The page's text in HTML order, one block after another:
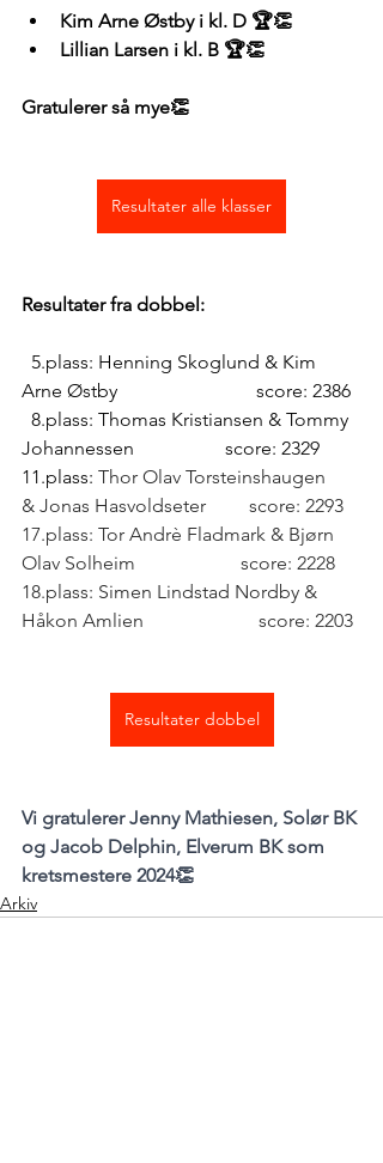
Kim Arne Østby i kl. D 🏆👏
Lillian Larsen i kl. B 🏆👏
Gratulerer så mye👏
Resultater alle klasser
Resultater fra dobbel:
Arne Østby                             score: 2386
Johannessen                   score: 2329
11.plass: Thor Olav Torsteinshaugen
& Jonas Hasvoldseter         score: 2293
17.plass: Tor Andrè Fladmark & Bjørn
Olav Solheim                      score: 2228
18.plass: Simen Lindstad Nordby &
Håkon Amlien                        score: 2203
Resultater dobbel
Vi gratulerer Jenny Mathiesen, Solør BK
og Jacob Delphin, Elverum BK som
kretsmestere 2024👏
Arkiv